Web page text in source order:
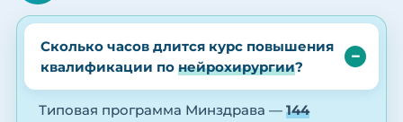
Сколько часов длится курс повышения
квалификации по нейрохирургии?
Типовая программа Минздрава — 144